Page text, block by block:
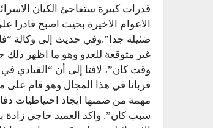
قدرات كبيرة ستفاجئ الكيان
الاعوام الاخيرة بحيث اصبح
ضئيلة جدا”.وفي حديث إلى وكالة
وقت كان”، لافتا إلى أن “القيادي
مهمة من ضمنها ايجاد احتياطيات
سبب كان”. واكد العميد حاجي زادة